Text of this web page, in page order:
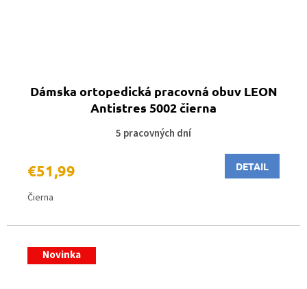
Dámska ortopedická pracovná obuv LEON
Antistres 5002 čierna
5 pracovných dní
€51,99 DETAIL
Čierna
Novinka